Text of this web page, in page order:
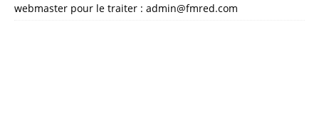
webmaster pour le traiter : admin@fmred.com